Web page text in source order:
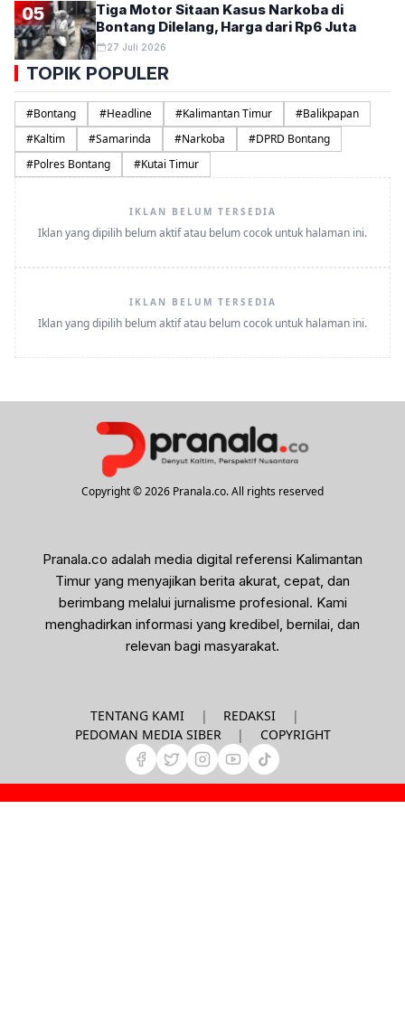
05
Tiga Motor Sitaan Kasus Narkoba di
Bontang Dilelang, Harga dari Rp6 Juta
27 Juli 2026
TOPIK POPULER
#Bontang #Headline #Kalimantan Timur #Balikpapan
#Kaltim #Samarinda #Narkoba #DPRD Bontang
#Polres Bontang #Kutai Timur
IKLAN BELUM TERSEDIA
Iklan yang dipilih belum aktif atau belum cocok untuk halaman ini.
IKLAN BELUM TERSEDIA
Iklan yang dipilih belum aktif atau belum cocok untuk halaman ini.
Copyright © 2026 Pranala.co. All rights reserved
Pranala.co adalah media digital referensi Kalimantan
Timur yang menyajikan berita akurat, cepat, dan
berimbang melalui jurnalisme profesional. Kami
menghadirkan informasi yang kredibel, bernilai, dan
relevan bagi masyarakat.
TENTANG KAMI | REDAKSI
|
PEDOMAN MEDIA SIBER
| COPYRIGHT